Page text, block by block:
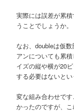
実際には誤差が累
うことでしょうか。
なお、doubleは仮
アンについても累
イズの縦や横が20
する必要はないとい
変な組み合わせで
かったのですが、こ